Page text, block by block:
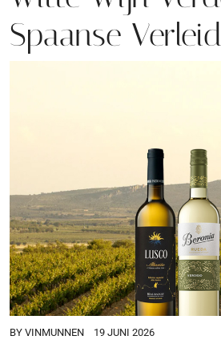
Spaanse
BY VINMUNNEN 19 JUNI 2026